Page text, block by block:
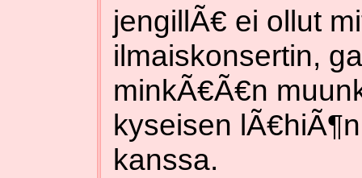
jengillÃ€ ei ollut
ilmaiskonsertin,
minkÃ€Ã€n
kyseisen
kanssa.